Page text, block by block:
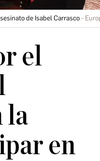
de Isabel Carrasco
el
la
en